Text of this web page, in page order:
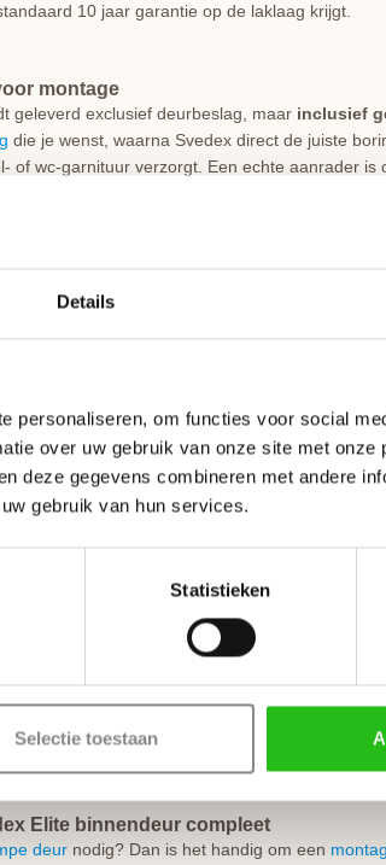
Details
personaliseren, om functies voor social
over uw gebruik van onze site met onze
deze gegevens combineren met andere
gebruik van hun services.
Statistieken
Selectie toestaan
10 jaar garantie op de laklaag krijgt.
montage
geleverd exclusief deurbeslag, maar inclusief
die je wenst, waarna Svedex direct de juiste
of wc-garnituur verzorgt. Een echte aanrader is
Svedex boort dan de gaten die nodig zijn
zie je de kwaliteit direct terug in de
, waardoor hij stevig
versterkt door de verzonken glaslatten, een
52 mm en de brede deurstijlen van 183 mm.
vlakke panelen geeft de deur echt body, wat
deur direct klaar voor montage: het
is
deuren zijn altijd armgeschaafd. Opdekdeuren
standaardhoogte. Bekijk deSvedex montagefilm
tijdens het bestellen. Doordat Svedex het
worden en is de
keuze tussen links en
Elite binnendeur compleet
deur nodig? Dan is het handig om een